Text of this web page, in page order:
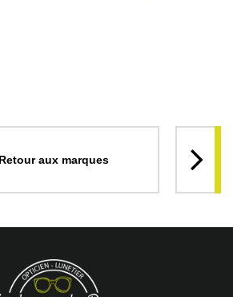
Retour aux marques